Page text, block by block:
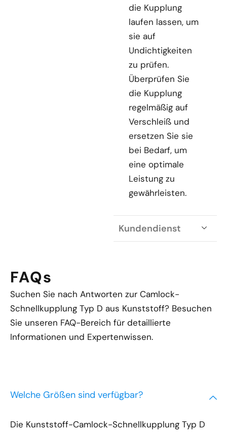
die Kupplung
laufen lassen, um
sie auf
Undichtigkeiten
zu prüfen.
Überprüfen Sie
die Kupplung
regelmäßig auf
Verschleiß und
ersetzen Sie sie
bei Bedarf, um
eine optimale
Leistung zu
gewährleisten.
Kundendienst
FAQs
Suchen Sie nach Antworten zur Camlock-
Schnellkupplung Typ D aus Kunststoff? Besuchen
Sie unseren FAQ-Bereich für detaillierte
Informationen und Expertenwissen.
Welche Größen sind verfügbar?
Die Kunststoff-Camlock-Schnellkupplung Typ D